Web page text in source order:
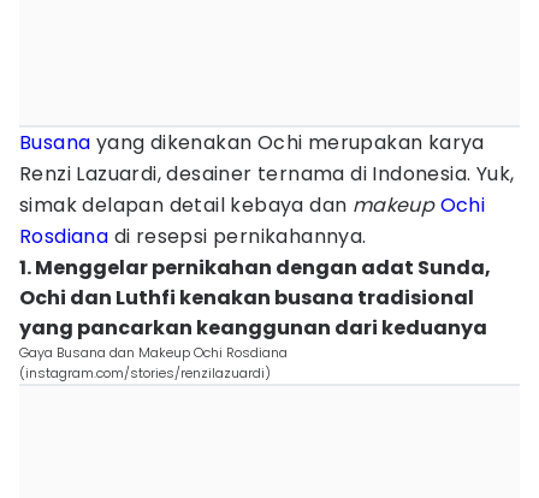
Busana yang dikenakan Ochi merupakan karya
Renzi Lazuardi, desainer ternama di Indonesia. Yuk,
simak delapan detail kebaya dan makeup Ochi
Rosdiana di resepsi pernikahannya.
1. Menggelar pernikahan dengan adat Sunda,
Ochi dan Luthfi kenakan busana tradisional
yang pancarkan keanggunan dari keduanya
Gaya Busana dan Makeup Ochi Rosdiana
(instagram.com/stories/renzilazuardi)